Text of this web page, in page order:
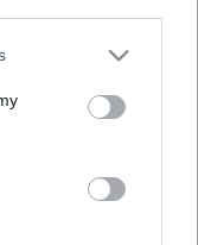
or more Google
You may click to
party tags to
in below Google
in der